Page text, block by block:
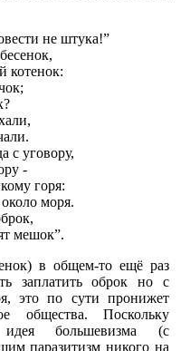
не штука!”
котенок:
с уговору,
-
горя:
моря.
мешок”.
в общем-то ещё раз
заплатить оброк но с
это по сути пронижет
общества. Поскольку
большевизма (с
паразитизм никого на